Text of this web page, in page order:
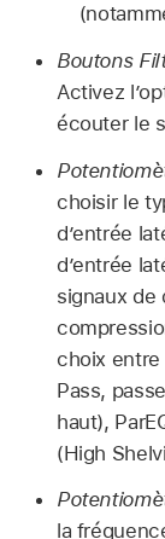
Boutons
Activez
écouter le
choisir le
d’entrée
d’entrée
signaux de
choix entre
Pass,
haut),
(High
la